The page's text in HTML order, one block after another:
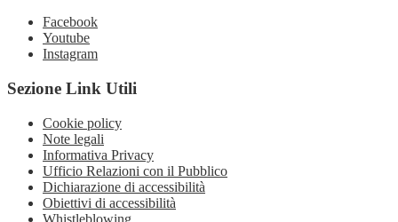
Facebook
Youtube
Instagram
Sezione Link Utili
Cookie policy
Note legali
Informativa Privacy
Ufficio Relazioni con il Pubblico
Dichiarazione di accessibilità
Obiettivi di accessibilità
Whistleblowing